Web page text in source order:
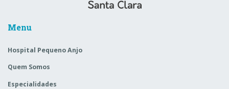
Menu
Hospital Pequeno Anjo
Quem Somos
Especialidades